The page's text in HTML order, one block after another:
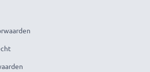
bij hoogwaardige producten.